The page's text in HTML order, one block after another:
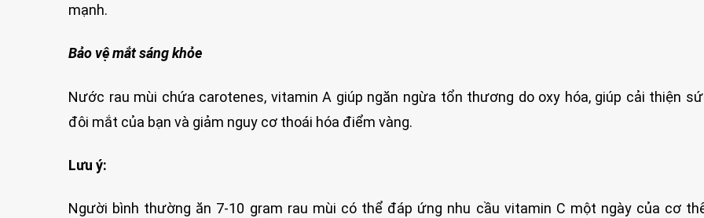
mạnh.
Bảo vệ mắt sáng khỏe
Nước rau mùi chứa carotenes, vitamin A giúp ngăn ngừa tổn thương do oxy hóa, giúp cải thiện
đôi mắt của bạn và giảm nguy cơ thoái hóa điểm vàng.
Lưu ý:
Người bình thường ăn 7-10 gram rau mùi có thể đáp ứng nhu cầu vitamin C một ngày của cơ